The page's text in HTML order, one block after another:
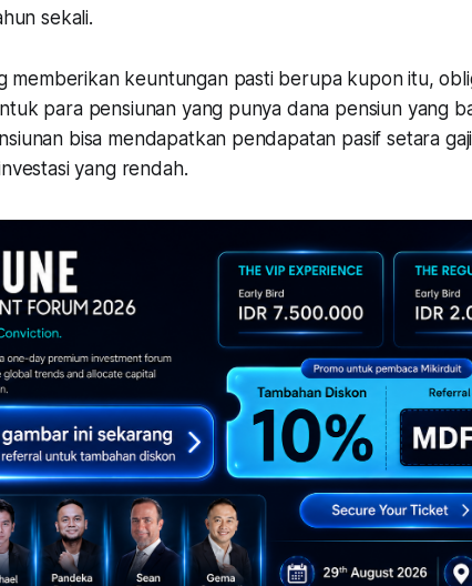
sekali.
memberikan keuntungan pasti berupa kupon itu,
para pensiunan yang punya dana pensiun yang
bisa mendapatkan pendapatan pasif setara
yang rendah.